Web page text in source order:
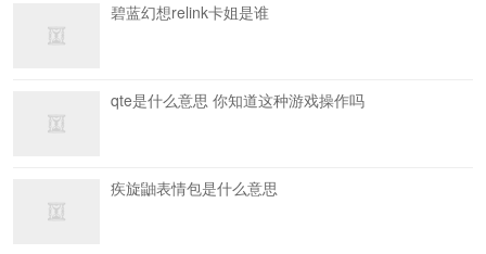
碧蓝幻想relink卡姐是谁
qte是什么意思 你知道这种游戏操作吗
疾旋鼬表情包是什么意思